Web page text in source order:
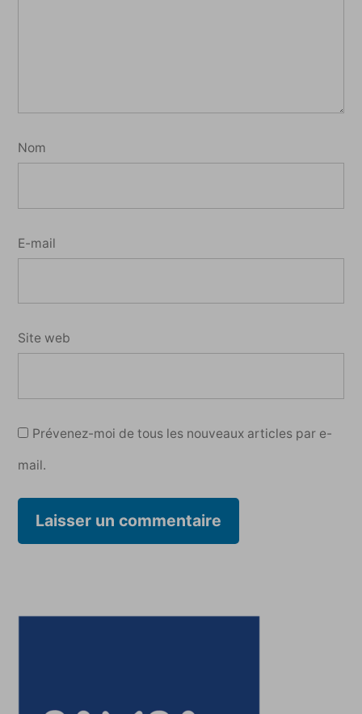
Nom
E-mail
Site web
Prévenez-moi de tous les nouveaux articles par e-
mail.